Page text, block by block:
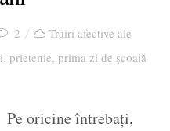
2
Trăiri afective ale
, prietenie, prima zi de şcoală
Pe oricine întrebaţi,